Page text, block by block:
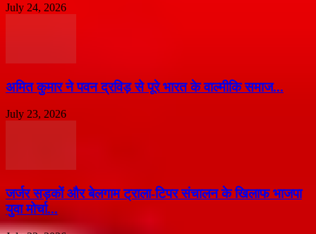
July 24, 2026
अमित कुमार ने पवन द्रविड़ से पूरे भारत के वाल्मीकि समाज...
July 23, 2026
जर्जर सड़कों और बेलगाम ट्राला-टिपर संचालन के खिलाफ भाजपा
युवा मोर्चा...